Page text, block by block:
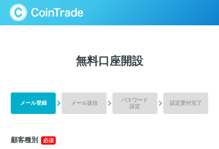
無料口座開設
メール登録 メール送信
パスワード
設定
設定受付完了
顧客種別 必須